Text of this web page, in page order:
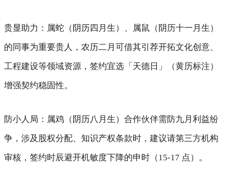
贵显助力 ：属蛇（阴历四月生）、属鼠（阴历十一月生）
的同事为重要贵人，农历二月可借其引荐开拓文化创意、
工程建设等领域资源，签约宜选「天德日」（黄历标注）
增强契约稳固性。
防小人局 ：属鸡（阴历八月生）合作伙伴需防九月利益纷
争，涉及股权分配、知识产权条款时，建议请第三方机构
审核，签约时辰避开机敏度下降的申时（15-17 点）。